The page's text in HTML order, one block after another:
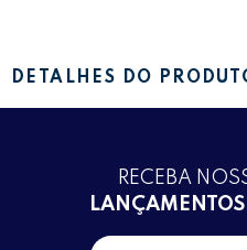
DETALHES DO
RECEBA